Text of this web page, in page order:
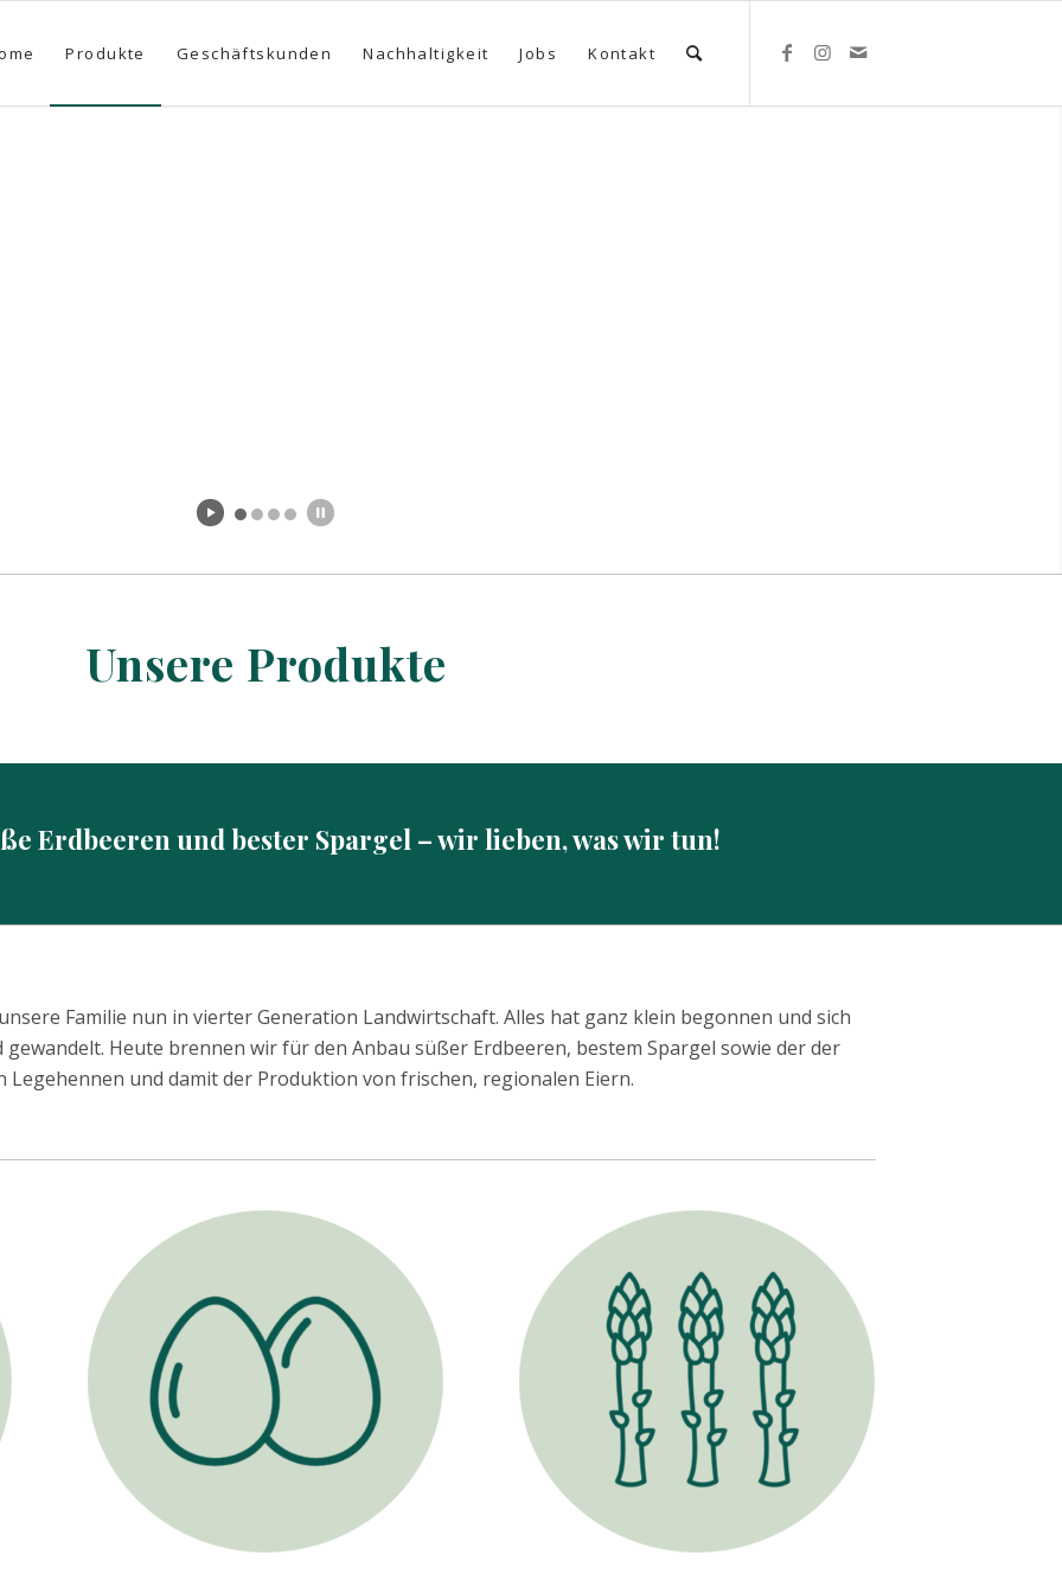
Produkte Geschäftskunden Nachhaltigkeit Jobs Kontakt
Unsere Produkte
Erdbeeren und bester Spargel – wir lieben, was wir tun!
Familie nun in vierter Generation Landwirtschaft. Alles hat ganz klein begonnen und sich
Heute brennen wir für den Anbau süßer Erdbeeren, bestem Spargel sowie der der
Legehennen und damit der Produktion von frischen, regionalen Eiern.